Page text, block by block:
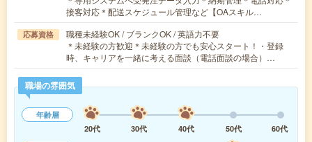
接客対応＊配送スケジュール管理など【OAスキル…
応募資格
職種未経験OK / ブランクOK / 英語力不要
＊未経験の方歓迎＊未経験の方でも安心スタート！・登録
時、キャリアを一緒に考える面談（電話面談の場合）…
職場の雰囲気
年齢層
20代
30代 40代 50代
60代